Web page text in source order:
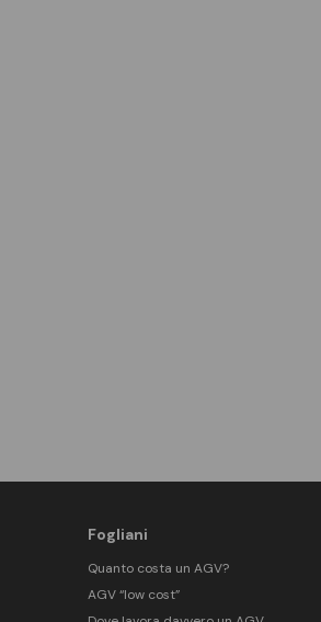
Fogliani
Quanto costa un AGV?
AGV “low cost”